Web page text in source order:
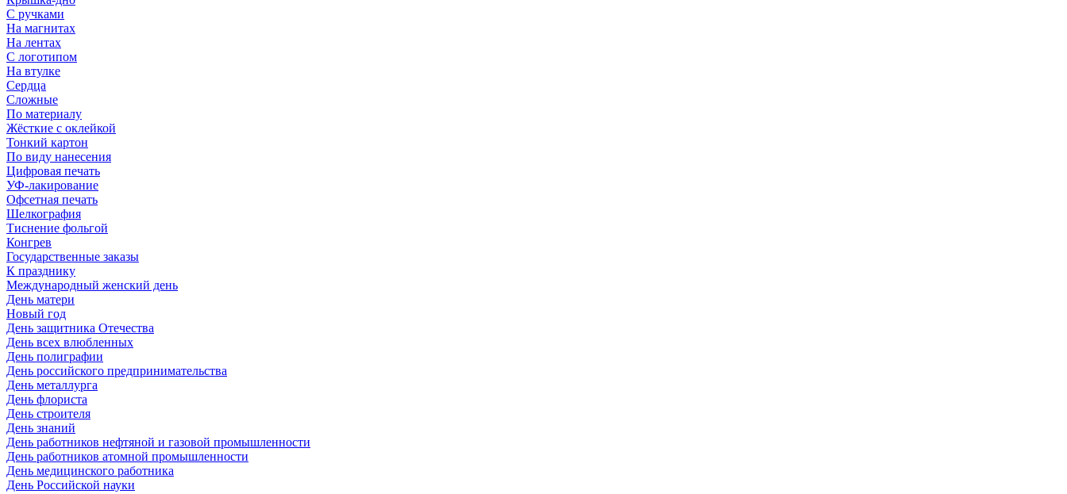
С ручками
На магнитах
На лентах
С логотипом
На втулке
Сердца
Сложные
По материалу
Жёсткие с оклейкой
Тонкий картон
По виду нанесения
Цифровая печать
УФ-лакирование
Офсетная печать
Шелкография
Тиснение фольгой
Конгрев
Государственные заказы
К празднику
Международный женский день
День матери
Новый год
День защитника Отечества
День всех влюбленных
День полиграфии
День российского предпринимательства
День металлурга
День флориста
День строителя
День знаний
День работников нефтяной и газовой промышленности
День работников атомной промышленности
День медицинского работника
День Российской науки